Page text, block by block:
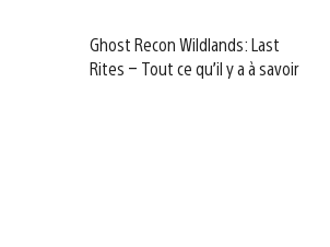
Ghost Recon Wildlands: Last
Rites – Tout ce qu’il y a à savoir